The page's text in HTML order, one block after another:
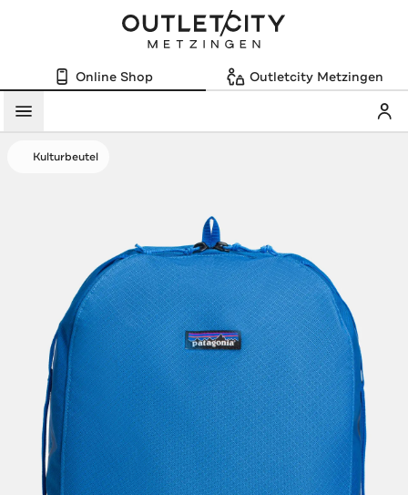
Online Shop Outletcity Metzingen
Menü
Kulturbeutel